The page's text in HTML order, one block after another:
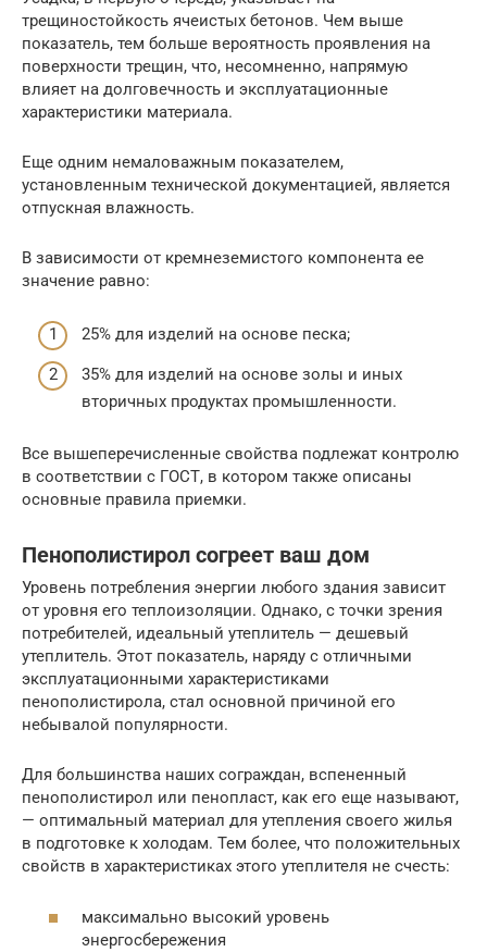
трещиностойкость ячеистых бетонов. Чем выше
показатель, тем больше вероятность проявления на
поверхности трещин, что, несомненно, напрямую
влияет на долговечность и эксплуатационные
характеристики материала.
Еще одним немаловажным показателем,
установленным технической документацией, является
отпускная влажность.
В зависимости от кремнеземистого компонента ее
значение равно:
25% для изделий на основе песка;
35% для изделий на основе золы и иных
вторичных продуктах промышленности.
Все вышеперечисленные свойства подлежат контролю
в соответствии с ГОСТ, в котором также описаны
основные правила приемки.
Пенополистирол согреет ваш дом
Уровень потребления энергии любого здания зависит
от уровня его теплоизоляции. Однако, с точки зрения
потребителей, идеальный утеплитель — дешевый
утеплитель. Этот показатель, наряду с отличными
эксплуатационными характеристиками
пенополистирола, стал основной причиной его
небывалой популярности.
Для большинства наших сограждан, вспененный
пенополистирол или пенопласт, как его еще называют,
— оптимальный материал для утепления своего жилья
в подготовке к холодам. Тем более, что положительных
свойств в характеристиках этого утеплителя не счесть:
максимально высокий уровень
энергосбережения